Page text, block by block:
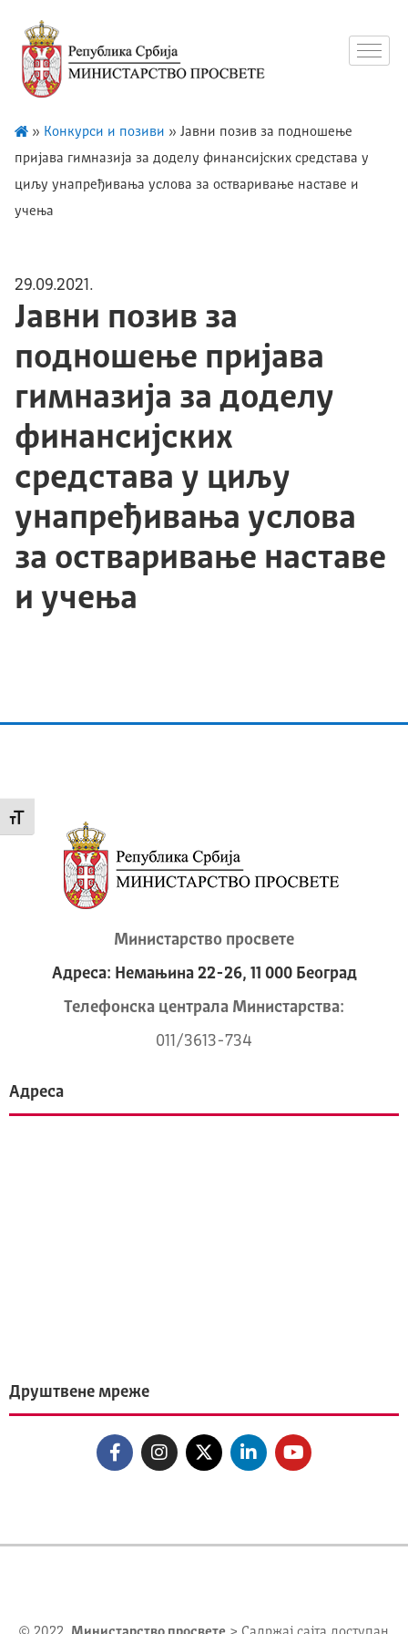
Промени величину слова
» Конкурси и позиви » Јавни позив за подношење
пријава гимназија за доделу финансијских средстава у
циљу унапређивања услова за остваривање наставе и
учења
29.09.2021.
Јавни позив за
подношење пријава
гимназија за доделу
финансијских
средстава у циљу
унапређивања услова
за остваривање наставе
и учења
Министарство просвете
Адреса: Немањина 22-26, 11 000 Београд
Телeфонска централа Mинистарства:
011/3613-734
Адреса
Друштвене мреже